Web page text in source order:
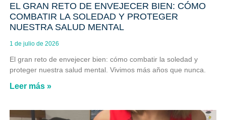
EL GRAN RETO DE ENVEJECER BIEN: CÓMO
COMBATIR LA SOLEDAD Y PROTEGER
NUESTRA SALUD MENTAL
1 de julio de 2026
El gran reto de envejecer bien: cómo combatir la soledad y
proteger nuestra salud mental. Vivimos más años que nunca.
Leer más »